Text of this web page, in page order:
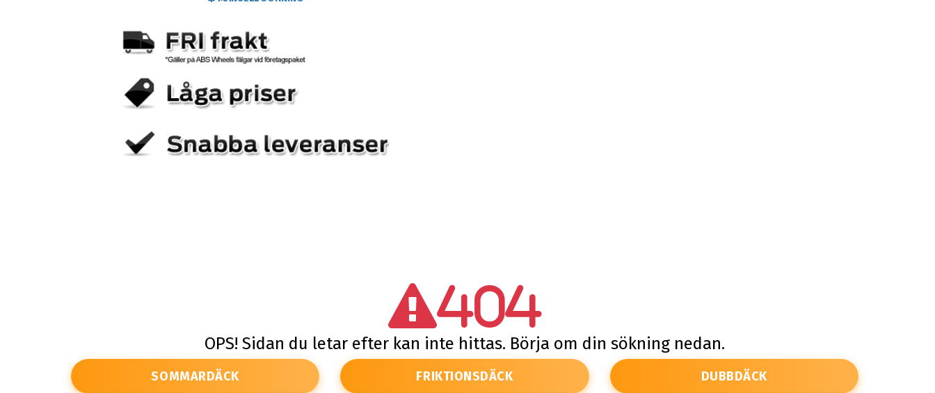
404
OPS! Sidan du letar efter kan inte hittas. Börja om din sökning nedan.
SOMMARDÄCK FRIKTIONSDÄCK DUBBDÄCK